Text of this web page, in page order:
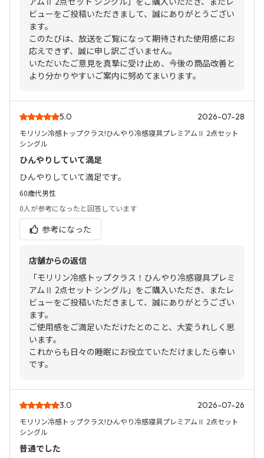
ビューをご投稿いただきまして、誠にありがとうござい
ます。
このたびは、放送をご覧になって期待された使用感にお
応えできず、誠に申し訳ございません。
いただいたご意見を真摯に受け止め、今後の商品改善と
より分かりやすいご案内に努めてまいります。
5.0 2026-07-28
モリリン冷感トップクラス!ひんやり冷感寝具プレミアムⅡ 2点セット
シングル
ひんやりしていて満足
ひんやりしていて満足です。
60歳代男性
0人が参考になったと回答しています
参考になった
店舗からの返信
「モリリン冷感トップクラス！ひんやり冷感寝具プレミ
アムⅡ 2点セット シングル」をご購入いただき、またレ
ビューをご投稿いただきまして、誠にありがとうござい
ます。
ご使用感をご満足いただけたとのこと、大変うれしく思
います。
これからも日々の睡眠にお役立ていただけましたら幸い
です。
3.0 2026-07-26
モリリン冷感トップクラス!ひんやり冷感寝具プレミアムⅡ 2点セット
シングル
普通でした